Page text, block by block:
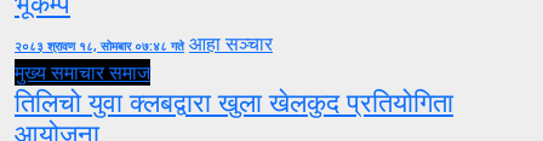
२०८३ श्रावण १८, सोमबार ०७:४८ गते आहा सञ्चार
मुख्य समाचारसमाज
तिलिचो युवा क्लबद्वारा खुला खेलकुद प्रतियोगिता
आयोजना